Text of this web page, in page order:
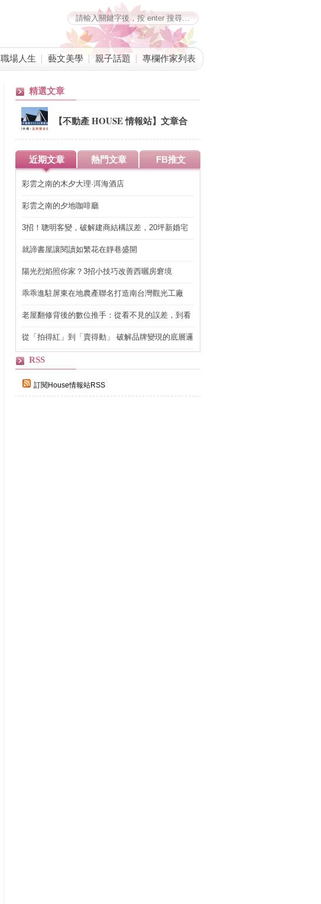
職場人生 藝文美學 親子話題 專欄作家列表
精選文章
【不動產 HOUSE 情報站】文章合
併公告
近期文章 熱門文章 FB推文
彩雲之南的木夕大理·洱海酒店
彩雲之南的夕地咖啡廳
3招！聰明客變，破解建商結構誤差，20坪新婚宅
就諦書屋讓閱讀如繁花在靜巷盛開
陽光烈焰照你家？3招小技巧改善西曬房窘境
乖乖進駐屏東在地農產聯名打造南台灣觀光工廠
老屋翻修背後的數位推手：從看不見的誤差，到看
從「拍得紅」到「賣得動」 破解品牌變現的底層邏
RSS
訂閱House情報站RSS